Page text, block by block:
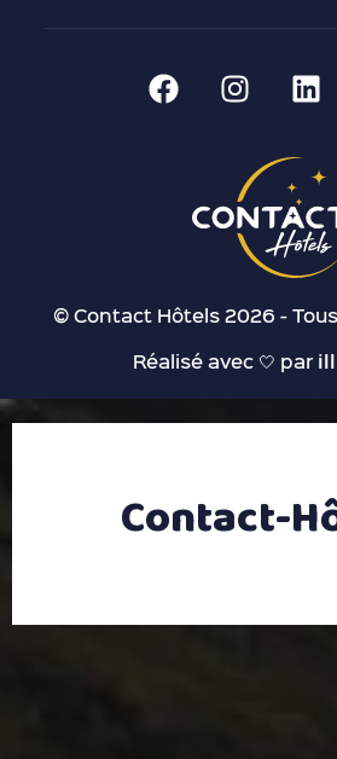
© Contact Hôtels 2026 -
Réalisé avec 🤍 par
Contact-